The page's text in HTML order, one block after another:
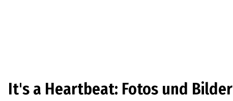
It's a Heartbeat: Fotos und Bilder